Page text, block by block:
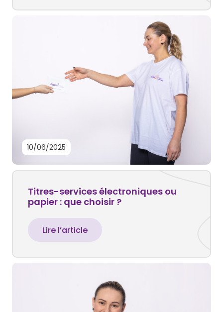
10/06/2025
Titres-services électroniques ou
papier : que choisir ?
Lire l’article